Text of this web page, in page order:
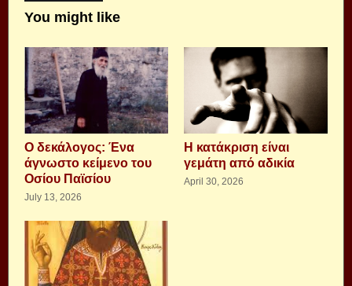
You might like
Ο δεκάλογος: Ένα
άγνωστο κείμενο του
Οσίου Παϊσίου
July 13, 2026
Η κατάκριση είναι
γεμάτη από αδικία
April 30, 2026